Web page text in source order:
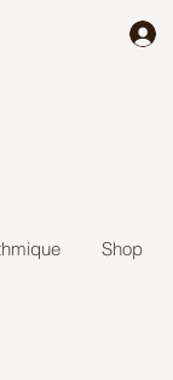
Shop